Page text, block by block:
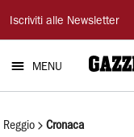
Gazzetta
di
Reggio
Iscriviti alle Newsletter
MENU
Reggio Cronaca